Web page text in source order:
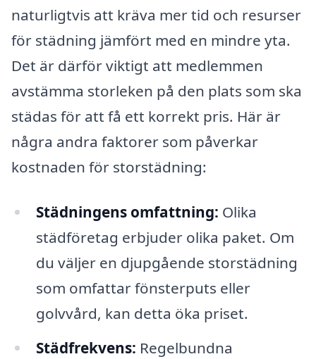
naturligtvis att kräva mer tid och resurser
för städning jämfört med en mindre yta.
Det är därför viktigt att medlemmen
avstämma storleken på den plats som ska
städas för att få ett korrekt pris. Här är
några andra faktorer som påverkar
kostnaden för storstädning:
Städningens omfattning: Olika
städföretag erbjuder olika paket. Om
du väljer en djupgående storstädning
som omfattar fönsterputs eller
golvvård, kan detta öka priset.
Städfrekvens: Regelbundna